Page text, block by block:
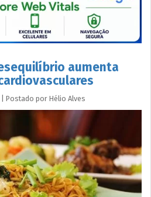
aumenta
Postado por Hélio Alves